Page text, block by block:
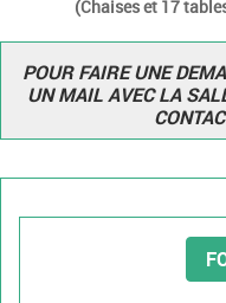
(Chaises et 17
POUR FAIRE UNE
UN MAIL AVECLA